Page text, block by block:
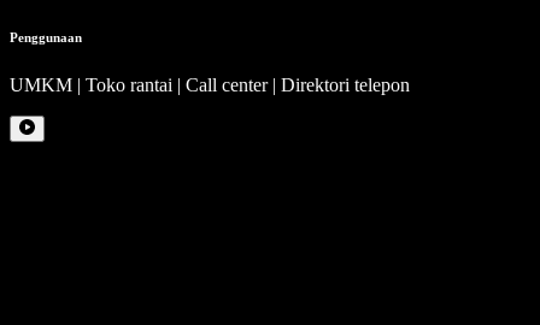
Penggunaan
UMKM | Toko rantai | Call center | Direktori telepon